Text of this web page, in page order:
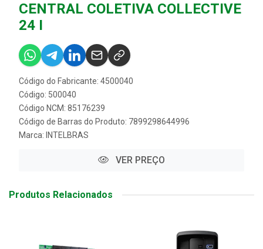
CENTRAL COLETIVA COLLECTIVE
24 I
Código do Fabricante: 4500040
Código: 500040
Código NCM: 85176239
Código de Barras do Produto: 7899298644996
Marca: INTELBRAS
VER PREÇO
Produtos Relacionados